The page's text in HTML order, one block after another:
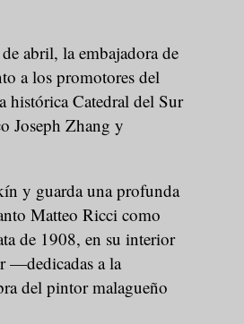
abril, la embajadora de
a los promotores del
histórica Catedral del Sur
Joseph Zhang y
y guarda una profunda
Matteo Ricci como
de 1908, en su interior
—dedicadas a la
del pintor malagueño